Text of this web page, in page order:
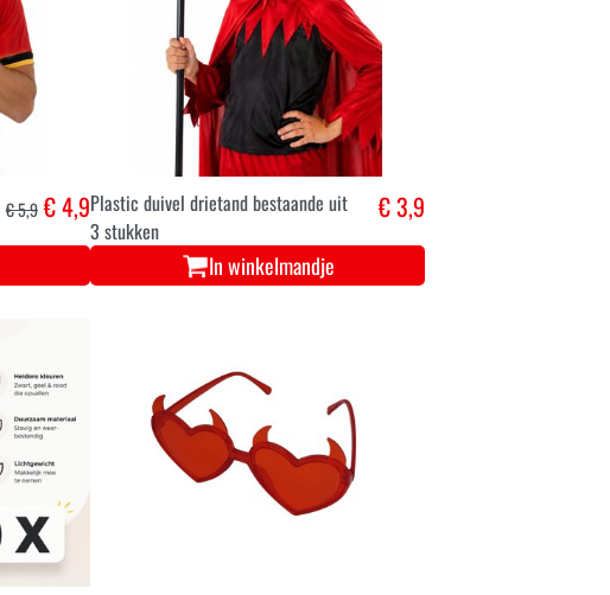
€ 5,9€ 4,9Plastic duivel drietand bestaande uit
3 stukken
€ 3,9
In winkelmandje